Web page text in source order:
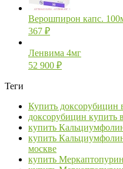
Верошпирон капс.
367 ₽
Ленвима 4мг
52 900 ₽
Теги
Купить доксорубицин
доксорубицин купить
купить
купить
москве
купить